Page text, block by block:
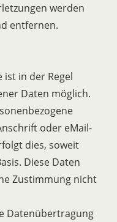
werden
entfernen.
ist in der Regel
Daten möglich.
oder eMail-
dies, soweit
Diese Daten
Zustimmung nicht
Datenübertragung